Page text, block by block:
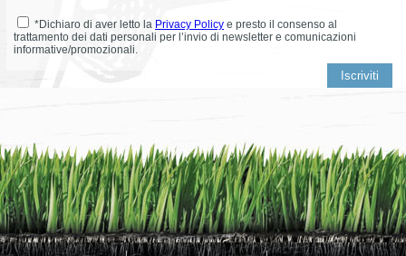
*Dichiaro di aver letto la Privacy Policy e presto il consenso al
trattamento dei dati personali per l’invio di newsletter e comunicazioni
informative/promozionali.